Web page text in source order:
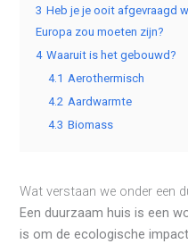
3 Heb je je ooit afgevraagd
Europa zou moeten zijn?
4 Waaruit is het gebouwd?
4.1 Aerothermisch
4.2 Aardwarmte
4.3 Biomass
Wat verstaan we onder een
Een duurzaam huis is een
is om de ecologische